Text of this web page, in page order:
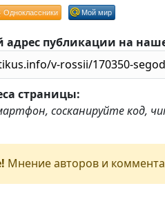
Одноклассники Мой мир
адрес публикации на
страницы:
сосканируйте код,
Мнение авторов и